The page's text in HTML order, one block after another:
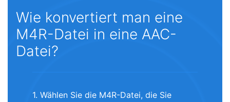
Wie konvertiert man eine
M4R-Datei in eine AAC-
Datei?
1. Wählen Sie die M4R-Datei, die Sie